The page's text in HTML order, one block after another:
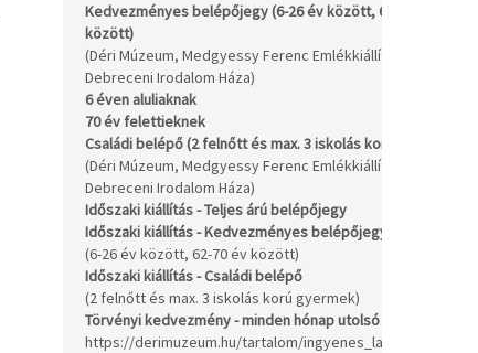
Kedvezményes belépőjegy (6-26 év között, 62-70 év
között)
(Déri Múzeum, Medgyessy Ferenc Emlékkiállítás,
Debreceni Irodalom Háza)
6 éven aluliaknak
70 év felettieknek
Családi belépő (2 felnőtt és max. 3 iskolás korú gyermek)
(Déri Múzeum, Medgyessy Ferenc Emlékkiállítás,
Debreceni Irodalom Háza)
Időszaki kiállítás - Teljes árú belépőjegy
Időszaki kiállítás - Kedvezményes belépőjegy
(6-26 év között, 62-70 év között)
Időszaki kiállítás - Családi belépő
(2 felnőtt és max. 3 iskolás korú gyermek)
Törvényi kedvezmény - minden hónap utolsó vasárnapján
https://derimuzeum.hu/tartalom/ingyenes_latogatok.pdf